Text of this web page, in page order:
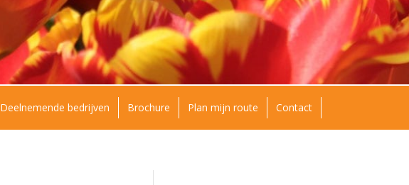
Deelnemende bedrijven Brochure Plan mijn route Contact